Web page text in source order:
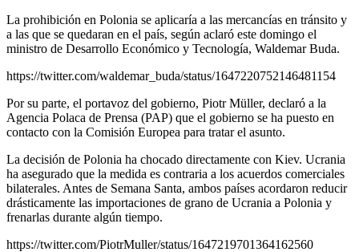
La prohibición en Polonia se aplicaría a las mercancías en tránsito y
a las que se quedaran en el país, según aclaró este domingo el
ministro de Desarrollo Económico y Tecnología, Waldemar Buda.
https://twitter.com/waldemar_buda/status/1647220752146481154
Por su parte, el portavoz del gobierno, Piotr Müller, declaró a la
Agencia Polaca de Prensa (PAP) que el gobierno se ha puesto en
contacto con la Comisión Europea para tratar el asunto.
La decisión de Polonia ha chocado directamente con Kiev. Ucrania
ha asegurado que la medida es contraria a los acuerdos comerciales
bilaterales. Antes de Semana Santa, ambos países acordaron reducir
drásticamente las importaciones de grano de Ucrania a Polonia y
frenarlas durante algún tiempo.
https://twitter.com/PiotrMuller/status/1647219701364162560